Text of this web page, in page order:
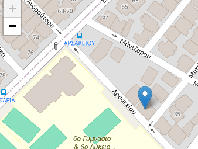
+
−